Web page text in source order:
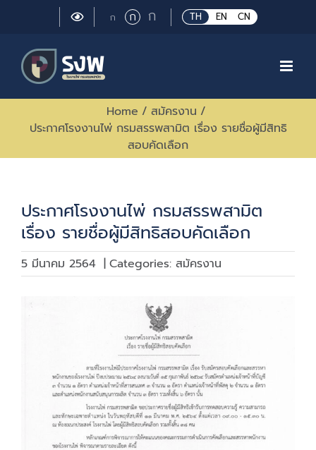
TH EN CN
กSmall
กRegular
font
ก Large
font
Home / สมัครงาน /
ประกาศโรงงานไพ่ กรมสรรพสามิต เรื่อง รายชื่อผู้มีสิทธิ
สอบคัดเลือก
ประกาศโรงงานไพ่ กรมสรรพสามิต
เรื่อง รายชื่อผู้มีสิทธิสอบคัดเลือก
5 มีนาคม 2564 | Categories: สมัครงาน